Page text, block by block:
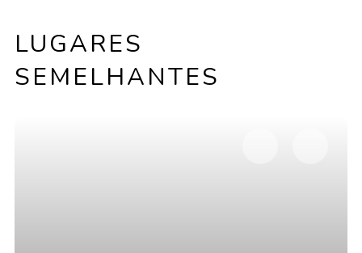
LUGARES
SEMELHANTES